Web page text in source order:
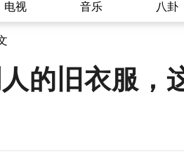
电视 音乐 八卦
的旧衣服，